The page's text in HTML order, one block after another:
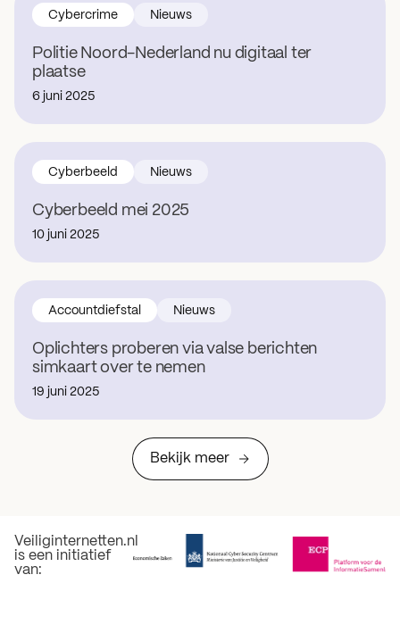
Politie Noord-Nederland nu digitaal ter
plaatse
Cybercrime Nieuws
6 juni 2025
Cyberbeeld mei 2025
Cyberbeeld Nieuws
10 juni 2025
Oplichters proberen via valse berichten
simkaart over te nemen
Accountdiefstal Nieuws
19 juni 2025
Bekijk meer
Veiliginternetten.nl
is een initiatief
van: